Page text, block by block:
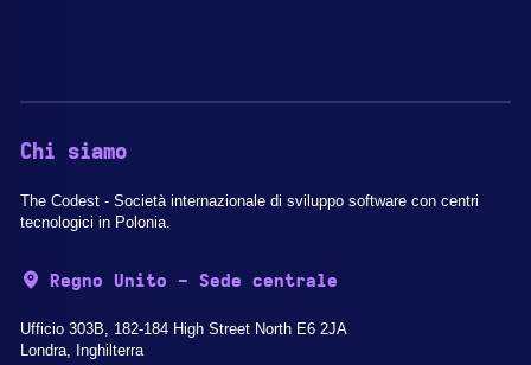
Chi siamo
The Codest - Società internazionale di sviluppo software con centri
tecnologici in Polonia.
Regno Unito - Sede centrale
Ufficio 303B, 182-184 High Street North E6 2JA
Londra, Inghilterra